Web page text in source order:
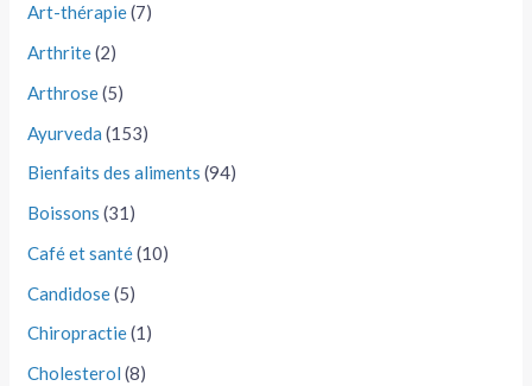
Art-thérapie(7)
Arthrite(2)
Arthrose(5)
Ayurveda (153)
Bienfaits des aliments (94)
Boissons (31)
Café et santé(10)
Candidose(5)
Chiropractie(1)
Cholesterol (8)